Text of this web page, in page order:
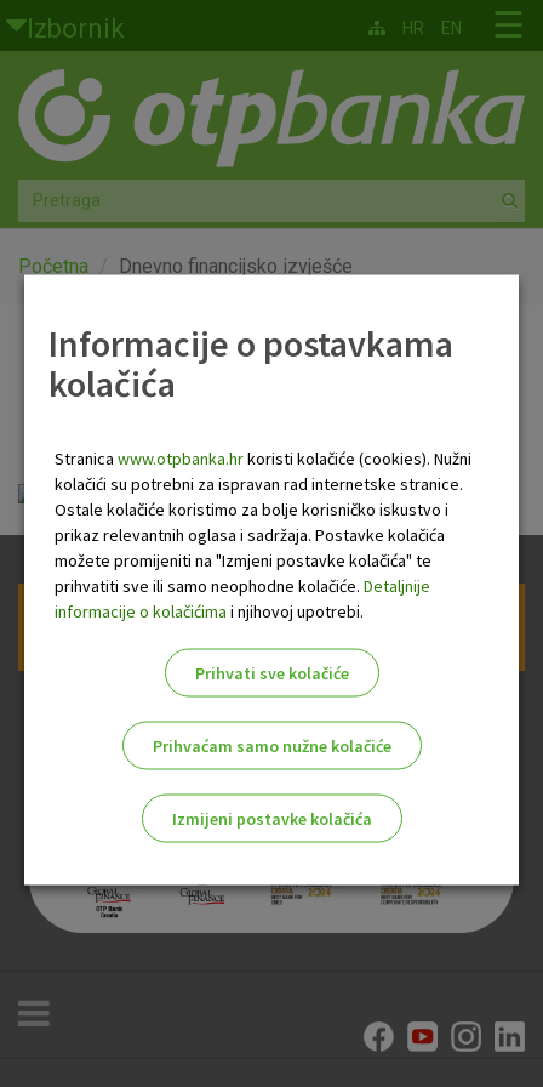
Skoči na glavni sadržaj
Izbornik
Građani
Privatno bankarstvo
Agro
Mala poduzeća i obrtnici
Globalna tržišta
O nama
☰
HR EN
Početna Dnevno financijsko izvješće
Dnevno financijsko
Dnevno financijsko izvješće.pdf
Prijava na newsletter OTP banke
Informacije o postavkama
kolačića
Stranica www.otpbanka.hrkoristi kolačiće (cookies). Nužni
kolačići su potrebni za ispravan rad internetske stranice.
Ostale kolačiće koristimo za bolje korisničko iskustvo i
prikaz relevantnih oglasa i sadržaja. Postavke kolačića
možete promijeniti na "Izmjeni postavke kolačića" te
prihvatiti sve ili samo neophodne kolačiće. Detaljnije
informacije o kolačićima i njihovoj upotrebi.
Prihvati sve kolačiće
Prihvaćam samo nužne kolačiće
Izmijeni postavke kolačića